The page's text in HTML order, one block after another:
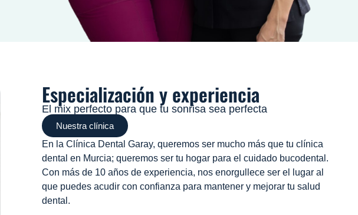
Especialización y experiencia
El mix perfecto para que tu sonrisa sea perfecta
Nuestra clínica
En la Clínica Dental Garay, queremos ser mucho más que tu clínica
dental en Murcia; queremos ser tu hogar para el cuidado bucodental.
Con más de 10 años de experiencia, nos enorgullece ser el lugar al
que puedes acudir con confianza para mantener y mejorar tu salud
dental.